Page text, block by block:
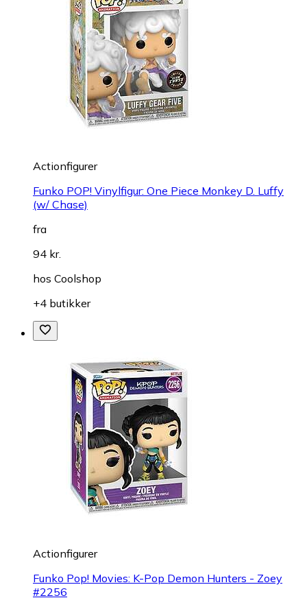
Actionfigurer
Funko POP! Vinylfigur: One Piece Monkey D. Luffy
(w/ Chase)
fra
94 kr.
hos Coolshop
+4 butikker
Actionfigurer
Funko Pop! Movies: K-Pop Demon Hunters - Zoey
#2256